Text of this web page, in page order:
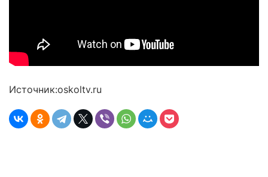
Источник:oskoltv.ru